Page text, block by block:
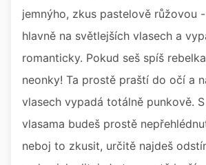
jemnýho, zkus pastelově růžovou
hlavně na světlejších vlasech a
romanticky. Pokud seš spíš
neonky! Ta prostě praští do očí a
vlasech vypadá totálně punkově.
vlasama budeš prostě
neboj to zkusit, určitě najdeš